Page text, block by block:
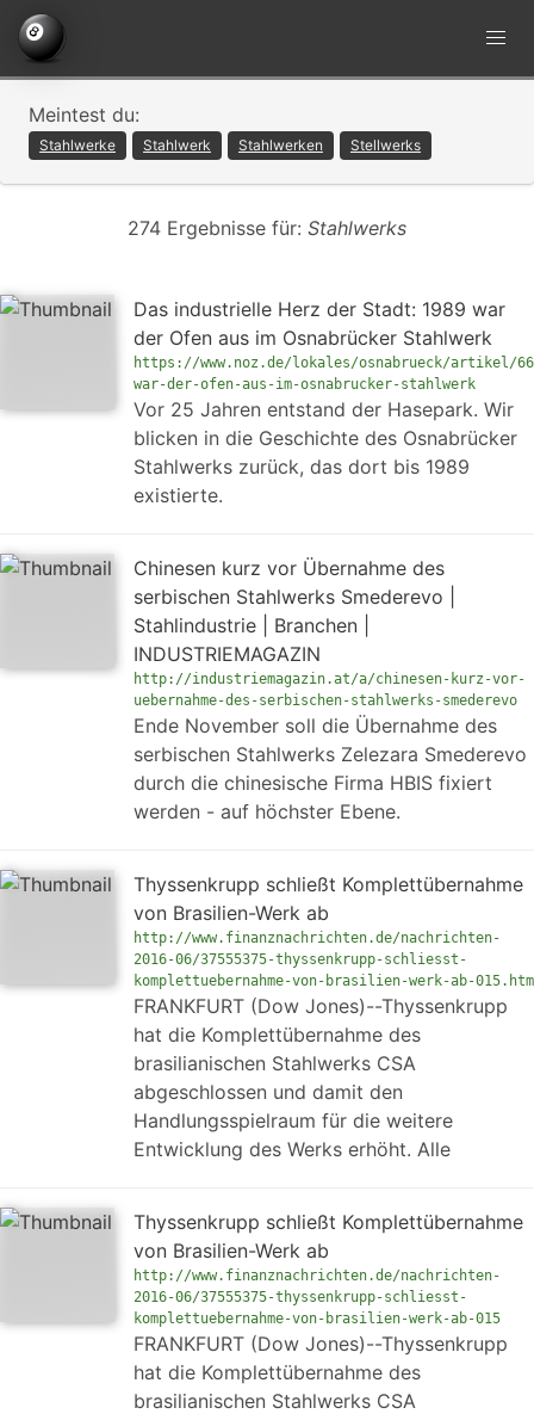
Meintest du:
Stahlwerke Stahlwerk Stahlwerken Stellwerks
274 Ergebnisse für: Stahlwerks
Das industrielle Herz der Stadt: 1989 war
der Ofen aus im Osnabrücker Stahlwerk
https://www.noz.de/lokales/osnabrueck/artikel/
war-der-ofen-aus-im-osnabrucker-stahlwerk
Vor 25 Jahren entstand der Hasepark. Wir
blicken in die Geschichte des Osnabrücker
Stahlwerks zurück, das dort bis 1989
existierte.
Chinesen kurz vor Übernahme des
serbischen Stahlwerks Smederevo |
Stahlindustrie | Branchen |
INDUSTRIEMAGAZIN
http://industriemagazin.at/a/chinesen-kurz-vor-
uebernahme-des-serbischen-stahlwerks-smederevo
Ende November soll die Übernahme des
serbischen Stahlwerks Zelezara Smederevo
durch die chinesische Firma HBIS fixiert
werden - auf höchster Ebene.
Thyssenkrupp schließt Komplettübernahme
von Brasilien-Werk ab
http://www.finanznachrichten.de/nachrichten-
2016-06/37555375-thyssenkrupp-schliesst-
komplettuebernahme-von-brasilien-werk-ab-015.htm
FRANKFURT (Dow Jones)--Thyssenkrupp
hat die Komplettübernahme des
brasilianischen Stahlwerks CSA
abgeschlossen und damit den
Handlungsspielraum für die weitere
Entwicklung des Werks erhöht. Alle
Thyssenkrupp schließt Komplettübernahme
von Brasilien-Werk ab
http://www.finanznachrichten.de/nachrichten-
2016-06/37555375-thyssenkrupp-schliesst-
komplettuebernahme-von-brasilien-werk-ab-015
FRANKFURT (Dow Jones)--Thyssenkrupp
hat die Komplettübernahme des
brasilianischen Stahlwerks CSA